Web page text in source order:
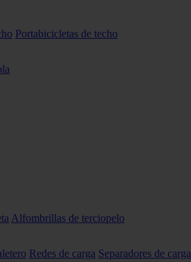
Portabicicletas de techo
Alfombrillas de terciopelo
Redes de carga Separadores de carga